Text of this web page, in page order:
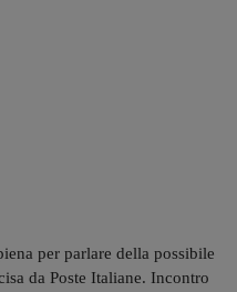
per parlare della possibile
da Poste Italiane. Incontro